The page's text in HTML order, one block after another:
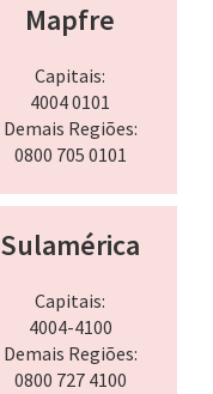
Mapfre
Capitais:
4004 0101
Demais Regiões:
0800 705 0101
Sulamérica
Capitais:
4004-4100
Demais Regiões:
0800 727 4100